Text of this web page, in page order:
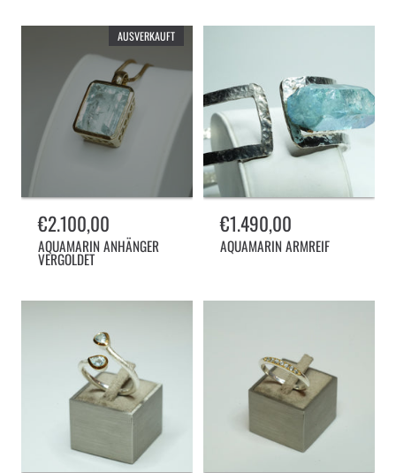
AUSVERKAUFT
Normalpreis
€2.100,00
AQUAMARIN ANHÄNGER
VERGOLDET
Normalpreis
€1.490,00
AQUAMARIN ARMREIF